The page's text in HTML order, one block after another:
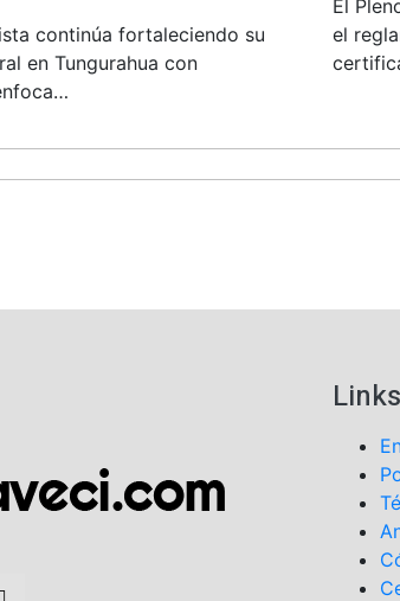
continúa fortaleciendo su
en Tungurahua con
El
el